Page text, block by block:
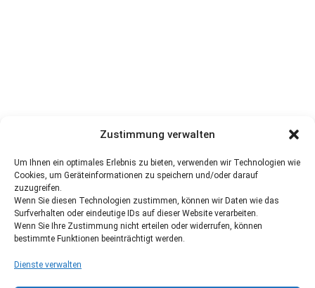
Zustimmung verwalten
Um Ihnen ein optimales Erlebnis zu bieten, verwenden wir Technologien wie
Cookies, um Geräteinformationen zu speichern und/oder darauf
zuzugreifen.
Wenn Sie diesen Technologien zustimmen, können wir Daten wie das
Surfverhalten oder eindeutige IDs auf dieser Website verarbeiten.
Wenn Sie Ihre Zustimmung nicht erteilen oder widerrufen, können
bestimmte Funktionen beeinträchtigt werden.
Dienste verwalten